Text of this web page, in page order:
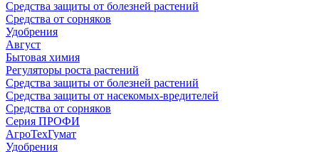
Средства защиты от болезней растений
Средства от сорняков
Удобрения
Август
Бытовая химия
Регуляторы роста растений
Средства защиты от болезней растений
Средства защиты от насекомых-вредителей
Средства от сорняков
Серия ПРОФИ
АгроТехГумат
Удобрения